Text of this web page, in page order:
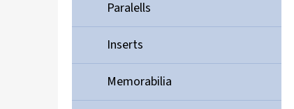
Paralells
Inserts
Memorabilia
ULTIMATE GUARD MAGNETIC CARD CASE 35PT